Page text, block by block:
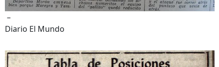
–
Diario El Mundo